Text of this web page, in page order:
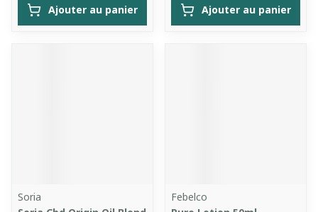
Ajouter au panier Ajouter au panier
Soria
Febelco